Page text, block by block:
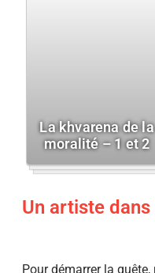
La khvarena de la
moralité – 1 et 2
Un artiste
Pour démarrer la quête,